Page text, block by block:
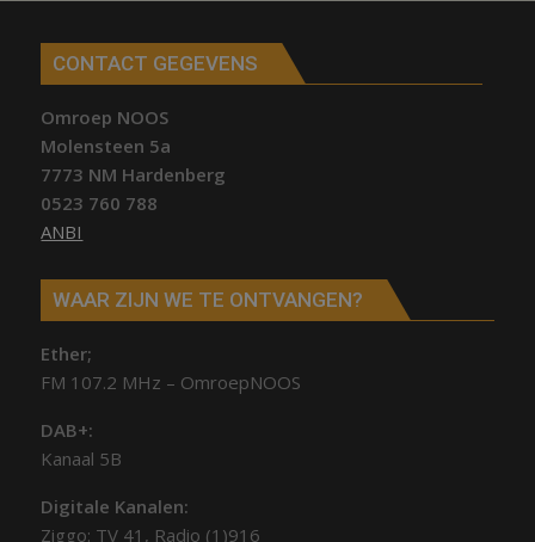
CONTACT GEGEVENS
Omroep NOOS
Molensteen 5a
7773 NM Hardenberg
0523 760 788
ANBI
WAAR ZIJN WE TE ONTVANGEN?
Ether;
FM 107.2 MHz – OmroepNOOS
DAB+:
Kanaal 5B
Digitale Kanalen:
Ziggo: TV 41, Radio (1)916